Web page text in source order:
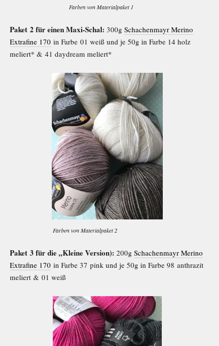
Farben von Materialpaket 1
Paket 2 für einen Maxi-Schal: 300g Schachenmayr Merino
Extrafine 170 in Farbe 01 weiß und je 50g in Farbe 14 holz
meliert* & 41 daydream meliert*
Farben von Materialpaket 2
Paket 3 für die „Kleine Version): 200g Schachenmayr Merino
Extrafine 170 in Farbe 37 pink und je 50g in Farbe 98 anthrazit
meliert & 01 weiß